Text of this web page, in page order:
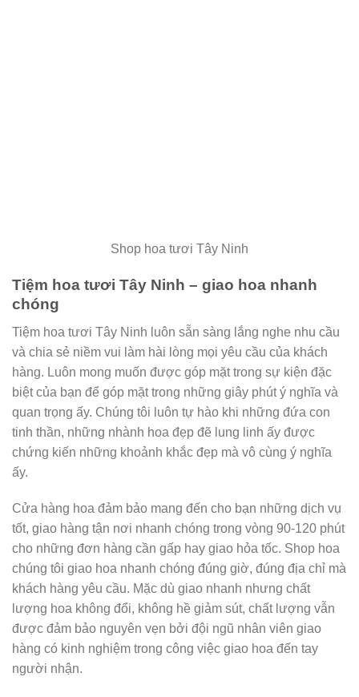
Shop hoa tươi Tây Ninh
Tiệm hoa tươi Tây Ninh – giao hoa nhanh
chóng
Tiệm hoa tươi Tây Ninh luôn sẵn sàng lắng nghe nhu cầu
và chia sẻ niềm vui làm hài lòng mọi yêu cầu của khách
hàng. Luôn mong muốn được góp mặt trong sự kiện đặc
biệt của bạn để góp mặt trong những giây phút ý nghĩa và
quan trọng ấy. Chúng tôi luôn tự hào khi những đứa con
tinh thần, những nhành hoa đẹp đẽ lung linh ấy được
chứng kiến những khoảnh khắc đẹp mà vô cùng ý nghĩa
ấy.
Cửa hàng hoa đảm bảo mang đến cho bạn những dịch vụ
tốt, giao hàng tận nơi nhanh chóng trong vòng 90-120 phút
cho những đơn hàng cần gấp hay giao hỏa tốc. Shop hoa
chúng tôi giao hoa nhanh chóng đúng giờ, đúng địa chỉ mà
khách hàng yêu cầu. Mặc dù giao nhanh nhưng chất
lượng hoa không đổi, không hề giảm sút, chất lượng vẫn
được đảm bảo nguyên vẹn bởi đội ngũ nhân viên giao
hàng có kinh nghiệm trong công việc giao hoa đến tay
người nhận.